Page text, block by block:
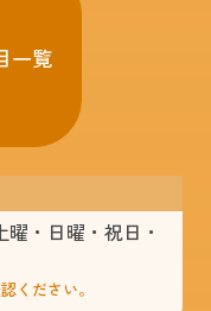
一覧
・日曜・祝日・
ください。